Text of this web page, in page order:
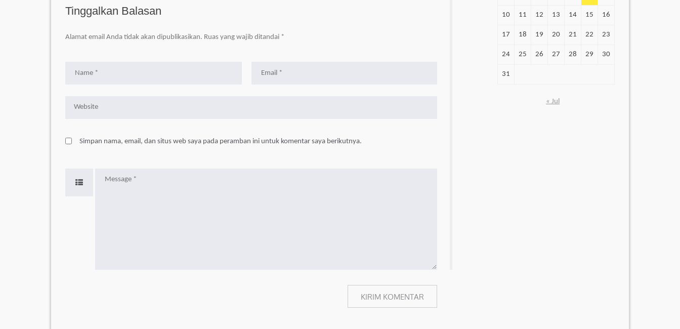
Tinggalkan Balasan
Alamat email Anda tidak akan dipublikasikan. Ruas yang wajib ditandai *
Simpan nama, email, dan situs web saya pada peramban ini untuk komentar saya berikutnya.
10 11 12 13 14 15 16
17 18 19 20 21 22 23
24 25 26 27 28 29 30
31
« Jul